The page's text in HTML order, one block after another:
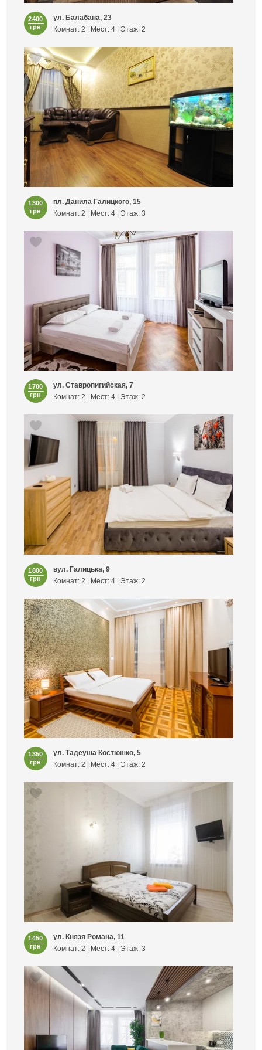
2400
грн
ул. Балабана, 23
Комнат: 2 | Мест: 4 | Этаж: 2
1300
грн
пл. Данила Галицкого, 15
Комнат: 2 | Мест: 4 | Этаж: 3
1700
грн
ул. Ставропигийская, 7
Комнат: 2 | Мест: 4 | Этаж: 2
1800
грн
вул. Галицька, 9
Комнат: 2 | Мест: 4 | Этаж: 2
1350
грн
ул. Тадеуша Костюшко, 5
Комнат: 2 | Мест: 4 | Этаж: 2
1450
грн
ул. Князя Романа, 11
Комнат: 2 | Мест: 4 | Этаж: 3